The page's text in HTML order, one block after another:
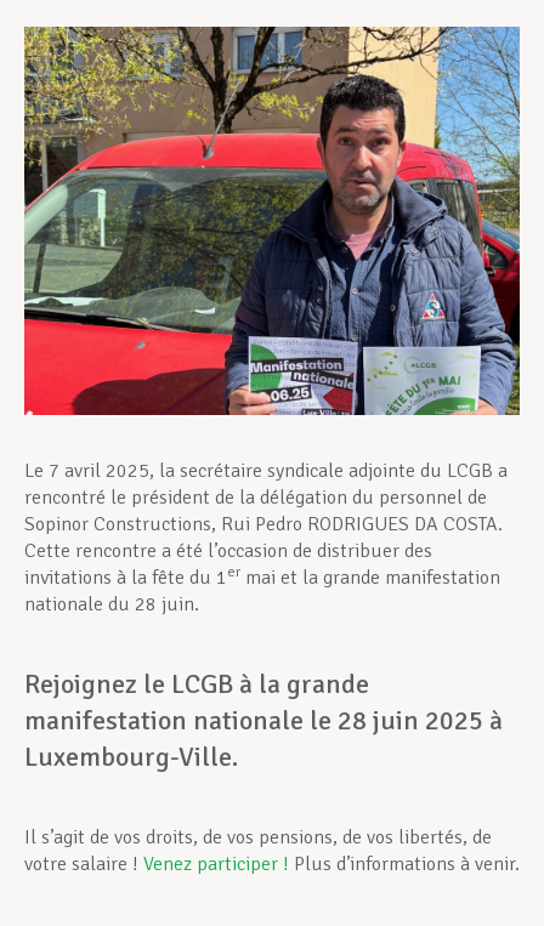
Assistance en vie privée
Développement professionnel
Devenir Membre
Actualités
Le 7 avril 2025, la secrétaire syndicale adjointe du LCGB a
rencontré le président de la délégation du personnel de
Sopinor Constructions, Rui Pedro RODRIGUES DA COSTA.
Cette rencontre a été l’occasion de distribuer des
invitations à la fête du 1 er mai et la grande manifestation
nationale du 28 juin.
Rejoignez le LCGB à la grande
manifestation nationale le 28 juin 2025 à
Luxembourg-Ville.
Il s’agit de vos droits, de vos pensions, de vos libertés, de
votre salaire ! Venez participer ! Plus d’informations à venir.